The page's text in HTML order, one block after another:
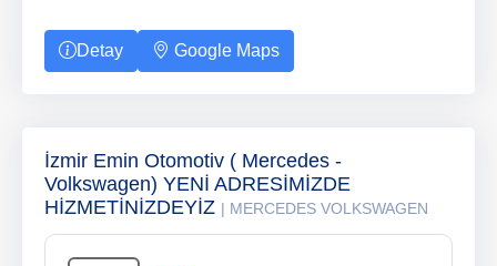
Detay Google Maps
İzmir Emin Otomotiv ( Mercedes -
Volkswagen) YENİ ADRESİMİZDE
HİZMETİNİZDEYİZ | MERCEDES VOLKSWAGEN